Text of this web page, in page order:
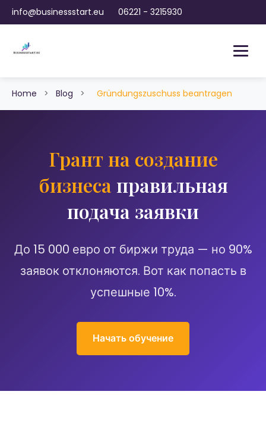
info@businessstart.eu 06221 - 3215930
Home > Blog > Gründungszuschuss beantragen
Грант на создание
бизнесаправильная
подача заявки
До 15 000 евро от биржи труда — но 90%
заявок отклоняются. Вот как попасть в
успешные 10%.
Начать обучение